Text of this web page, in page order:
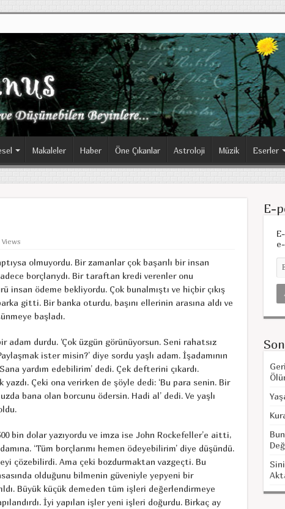
Makaleler Haber Öne Çıkanlar Astroloji Müzik Eserler
Views
olmuyordu. Bir zamanlar çok başarılı bir insan
borçlarıydı. Bir taraftan kredi verenler onu
insan ödeme bekliyordu. Çok bunalmıştı ve hiçbir çıkış
gitti. Bir banka oturdu, başını ellerinin arasına aldı ve
başladı.
adam durdu. ‘Çok üzgün görünüyorsun. Seni rahatsız
ister misin?’ diye sordu yaşlı adam. İşadamının
yardım edebilirim’ dedi. Çek defterini çıkardı.
yazdı. Çeki ona verirken de şöyle dedi: ‘Bu para senin. Bir
bana olan borcunu ödersin. Hadi al’ dedi. Ve yaşlı
bin dolar yazıyordu ve imza ise John Rockefeller’e aitti,
‘Tüm borçlarımı hemen ödeyebilirim’ diye düşündü.
çözebilirdi. Ama çeki bozdurmaktan vazgeçti. Bu
olduğunu bilmenin güveniyle yepyeni bir
Büyük küçük demeden tüm işleri değerlendirmeye
İyi yapılan işler yeni işleri doğurdu. Birkaç ay
E-